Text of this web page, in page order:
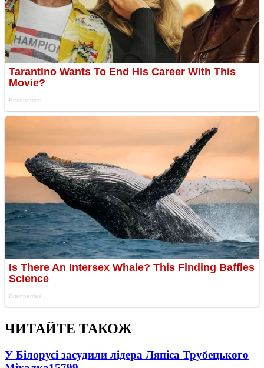
ЧИТАЙТЕ ТАКОЖ
У Білорусі засудили лідера Ляпіса Трубецького